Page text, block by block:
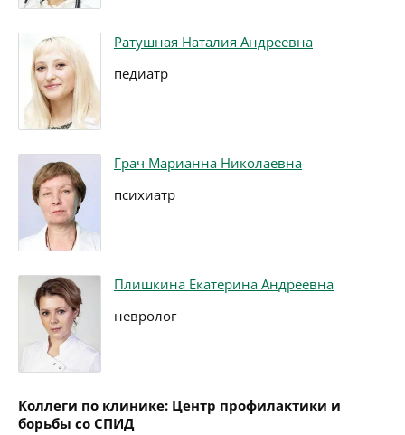
Ратушная Наталия Андреевна
педиатр
Грач Марианна Николаевна
психиатр
Плишкина Екатерина Андреевна
невролог
Коллеги по клинике: Центр профилактики и
борьбы со СПИД